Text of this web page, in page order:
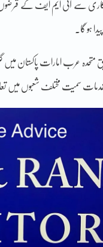
سے آئی ایم ایف کے قرضوں کی
ہو گا۔
عرب امارات پاکستان میں
خدمات سمیت مختلف شعبوں میں